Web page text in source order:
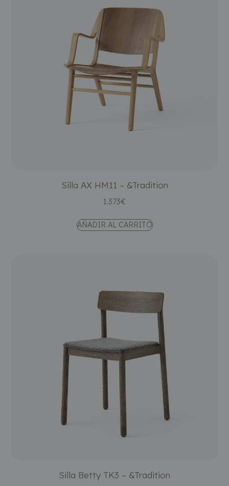
Silla AX HM11 – &Tradition
1.373€
AÑADIR AL CARRITO
Silla Betty TK3 – &Tradition